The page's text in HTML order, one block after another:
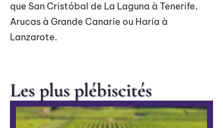
que San Cristóbal de La Laguna à Tenerife,
Arucas à Grande Canarie ou Haría à
Lanzarote.
Les plus plébiscités